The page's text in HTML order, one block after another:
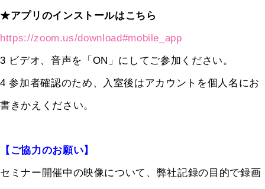
★アプリのインストールはこちら
https://zoom.us/download#mobile_app
3 ビデオ、音声を「ON」にしてご参加ください。
4 参加者確認のため、入室後はアカウントを個人名にお
書きかえください。
【ご協力のお願い】
セミナー開催中の映像について、弊社記録の目的で録画